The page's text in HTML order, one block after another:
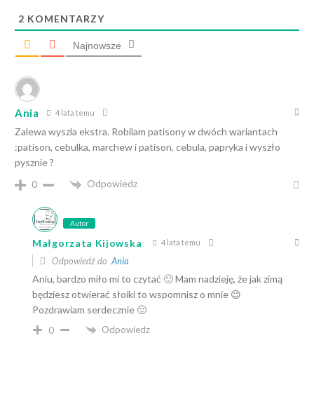
2 KOMENTARZY
Najnowsze
Ania 4 lata temu
Zalewa wyszla ekstra. Robilam patisony w dwóch wariantach
:patison, cebulka, marchew i patison, cebula, papryka i wyszło
pysznie ?
0
Odpowiedz
Autor
Małgorzata Kijowska 4 lata temu
Odpowiedź do Ania
Aniu, bardzo miło mi to czytać 🙂 Mam nadzieję, że jak zimą
będziesz otwierać słoiki to wspomnisz o mnie 😉
Pozdrawiam serdecznie 🙂
0 Odpowiedz